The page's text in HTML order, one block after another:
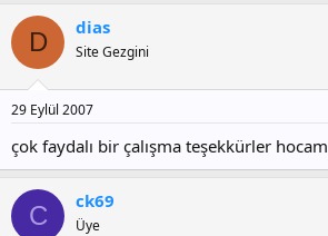
D dias
Site Gezgini
29 Eylül 2007
çok faydalı bir çalışma teşekkürler hocam
C ck69
Üye